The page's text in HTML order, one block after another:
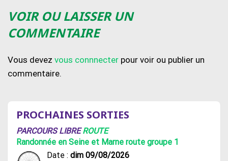
VOIR OU LAISSER UN
COMMENTAIRE
Vous devez vous connnecter pour voir ou publier un
commentaire.
PROCHAINES SORTIES
PARCOURS LIBREROUTE
Randonnée en Seine et Marne route groupe 1
Date : dim 09/08/2026